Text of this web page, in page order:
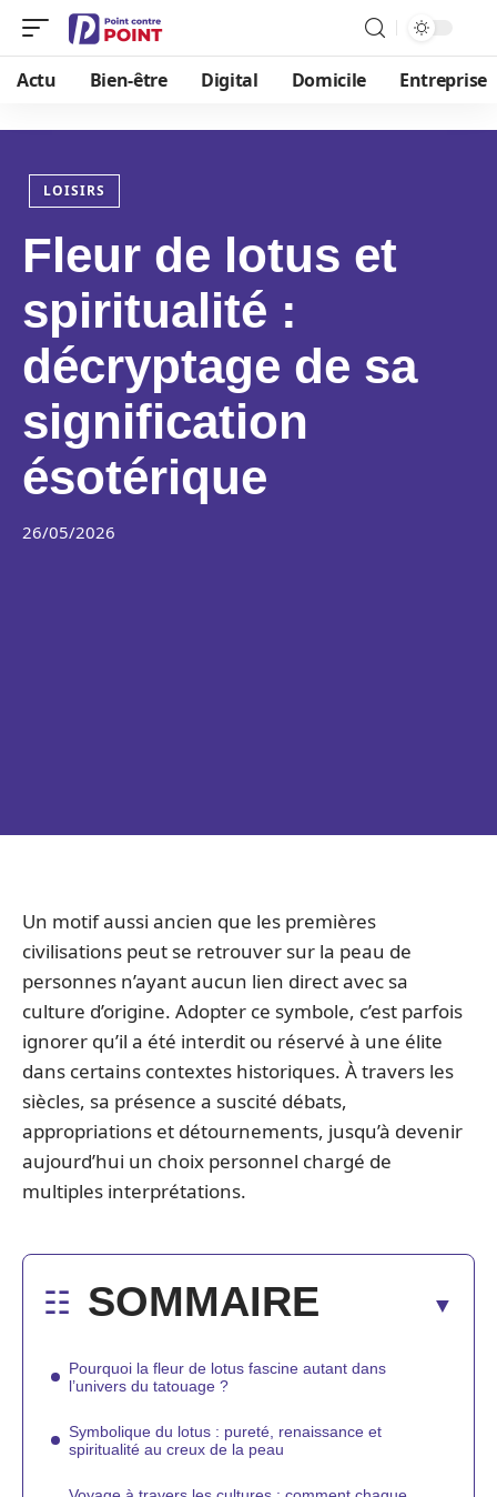
Actu Bien-être Digital Domicile Entreprise
LOISIRS
Fleur de lotus et
spiritualité :
décryptage de sa
signification
ésotérique
26/05/2026
Un motif aussi ancien que les premières
civilisations peut se retrouver sur la peau de
personnes n’ayant aucun lien direct avec sa
culture d’origine. Adopter ce symbole, c’est parfois
ignorer qu’il a été interdit ou réservé à une élite
dans certains contextes historiques. À travers les
siècles, sa présence a suscité débats,
appropriations et détournements, jusqu’à devenir
aujourd’hui un choix personnel chargé de
multiples interprétations.
SOMMAIRE
Pourquoi la fleur de lotus fascine autant dans
l’univers du tatouage ?
Symbolique du lotus : pureté, renaissance et
spiritualité au creux de la peau